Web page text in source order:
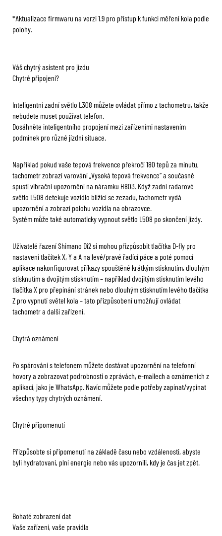
*Aktualizace firmwaru na verzi 1.9 pro přístup k funkci měření kola podle
polohy.
Váš chytrý asistent pro jízdu
Chytré připojení?
Inteligentní zadní světlo L308 můžete ovládat přímo z tachometru, takže
nebudete muset používat telefon.
Dosáhněte inteligentního propojení mezi zařízeními nastavením
podmínek pro různé jízdní situace.
Například pokud vaše tepová frekvence překročí 180 tepů za minutu,
tachometr zobrazí varování „Vysoká tepová frekvence“ a současně
spustí vibrační upozornění na náramku H803. Když zadní radarové
světlo L508 detekuje vozidlo blížící se zezadu, tachometr vydá
upozornění a zobrazí polohu vozidla na obrazovce.
Systém může také automaticky vypnout světlo L508 po skončení jízdy.
Uživatelé řazení Shimano Di2 si mohou přizpůsobit tlačítka D-fly pro
nastavení tlačítek X, Y a A na levé/pravé řadící páce a poté pomocí
aplikace nakonfigurovat příkazy spouštěné krátkým stisknutím, dlouhým
stisknutím a dvojitým stisknutím – například dvojitým stisknutím levého
tlačítka X pro přepínání stránek nebo dlouhým stisknutím levého tlačítka
Z pro vypnutí světel kola – tato přizpůsobení umožňují ovládat
tachometr a další zařízení.
Chytrá oznámení
Po spárování s telefonem můžete dostávat upozornění na telefonní
hovory a zobrazovat podrobnosti o zprávách, e-mailech a oznámeních z
aplikací, jako je WhatsApp. Navíc můžete podle potřeby zapínat/vypínat
všechny typy chytrých oznámení.
Chytré připomenutí
Přizpůsobte si připomenutí na základě času nebo vzdálenosti, abyste
byli hydratovaní, plní energie nebo vás upozornili, kdy je čas jet zpět.
Bohaté zobrazení dat
Vaše zařízení, vaše pravidla